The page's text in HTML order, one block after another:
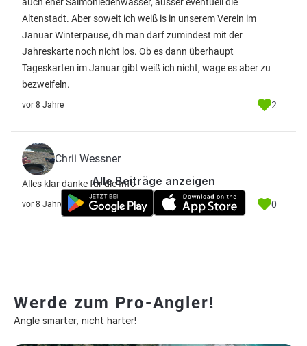
Altenstadt. Aber soweit ich weiß is in unserem Verein im
Januar Winterpause, dh man darf zumindest mit der
Jahreskarte noch nicht los. Ob es dann überhaupt
Tageskarten im Januar gibt weiß ich nicht, wage es aber zu
bezweifeln.
vor 8 Jahre 2
Chrii Wessner
Alles klar danke für die Info
vor 8 Jahre 0
Alle Beiträge anzeigen
Werde zum Pro-Angler!
Angle smarter, nicht härter!